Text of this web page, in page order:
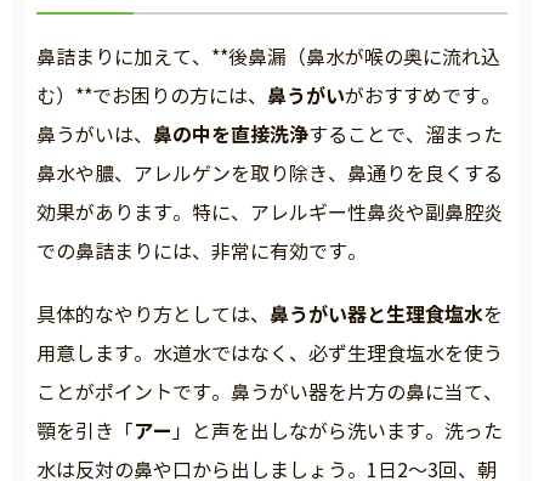
鼻詰まりに加えて、**後鼻漏（鼻水が喉の奥に流れ込
む）**でお困りの方には、 鼻うがいがおすすめです。
鼻うがいは、 鼻の中を直接洗浄することで、溜まった
鼻水や膿、アレルゲンを取り除き、鼻通りを良くする
効果があります。特に、アレルギー性鼻炎や副鼻腔炎
での鼻詰まりには、非常に有効です。
具体的なやり方としては、 鼻うがい器と生理食塩水を
用意します。水道水ではなく、必ず生理食塩水を使う
ことがポイントです。鼻うがい器を片方の鼻に当て、
顎を引き「アー 」と声を出しながら洗います。洗った
水は反対の鼻や口から出しましょう。1日2～3回、朝